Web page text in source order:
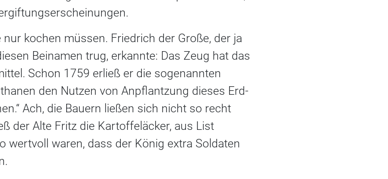
kochen müssen. Friedrich der Große, der ja
Beinamen trug, erkannte: Das Zeug hat das
Schon 1759 erließ er die sogenannten
den Nutzen von Anpflantzung dieses Erd-
Ach, die Bauern ließen sich nicht so recht
der Alte Fritz die Kartoffeläcker, aus List
wertvoll waren, dass der König extra Soldaten